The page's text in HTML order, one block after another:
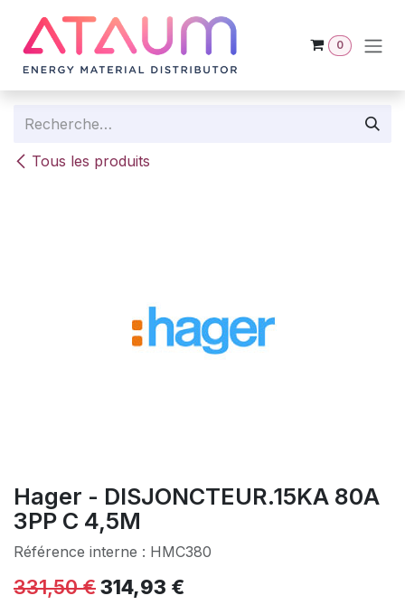
0
Tous les produits
Hager - DISJONCTEUR.15KA 80A
3PP C 4,5M
Référence interne : HMC380
331,50€314,93 €